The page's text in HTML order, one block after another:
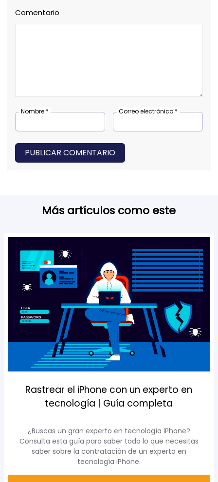
Comentario
Nombre * Correo electrónico *
PUBLICAR COMENTARIO
Más artículos como este
Rastrear el iPhone con un experto en
tecnología | Guía completa
¿Buscas un gran experto en tecnología iPhone?
Consulta esta guía para saber todo lo que necesitas
saber sobre la contratación de un experto en
tecnología iPhone.